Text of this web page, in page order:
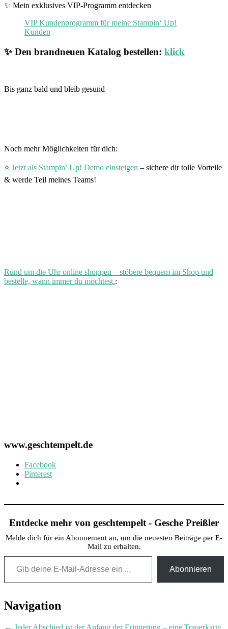
✨ Mein exklusives VIP-Programm entdecken
VIP Kundenprogramm für meine Stampin‘ Up!
Kunden
✨ Den brandneuen Katalog bestellen: klick
Bis ganz bald und bleib gesund
Noch mehr Möglichkeiten für dich:
⭐ Jetzt als Stampin’ Up! Demo einsteigen – sichere dir tolle Vorteile
& werde Teil meines Teams!
Rund um die Uhr online shoppen – stöbere bequem im Shop und
bestelle, wann immer du möchtest.:
www.geschtempelt.de
Facebook
Pinterest
Entdecke mehr von geschtempelt - Gesche Preißler
Melde dich für ein Abonnement an, um die neuesten Beiträge per E-
Mail zu erhalten.
Gib deine E-Mail-Adresse ein ...
Abonnieren
Post
Navigation
← Jeder Abschied ist der Anfang der Erinnerung – eine Trauerkarte